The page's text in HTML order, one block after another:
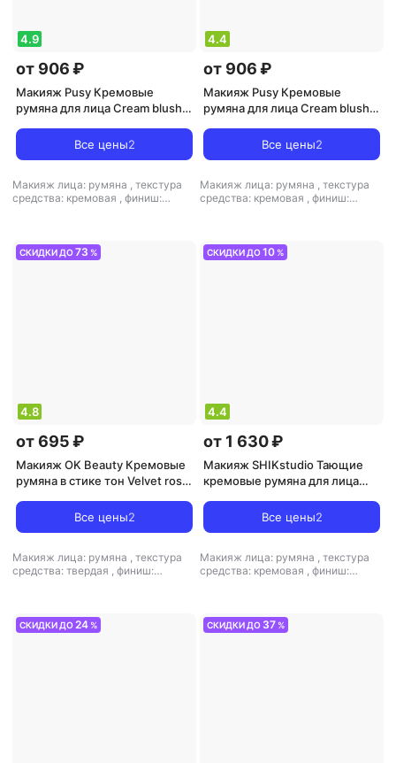
4.9
от 906 ₽
Макияж Pusy Кремовые
румяна для лица Cream blush
Все цены2
Макияж лица: румяна , текстура
средства: кремовая , финиш:
4.4
от 906 ₽
Макияж Pusy Кремовые
румяна для лица Cream blush
Все цены2
Макияж лица: румяна , текстура
средства: кремовая , финиш:
СКИДКИ ДО73 %
4.8
от 695 ₽
Макияж OK Beauty Кремовые
румяна в стике тон Velvet rose
Все цены2
Макияж лица: румяна , текстура
средства: твердая , финиш:
СКИДКИ ДО10 %
4.4
от 1 630 ₽
Макияж SHIKstudio Тающие
кремовые румяна для лица
4650375908225
Все цены2
Макияж лица: румяна , текстура
средства: кремовая , финиш:
СКИДКИ ДО24 % СКИДКИ ДО 37 %